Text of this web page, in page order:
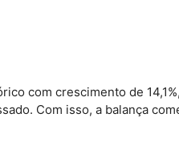
com crescimento de
Com isso, a balança